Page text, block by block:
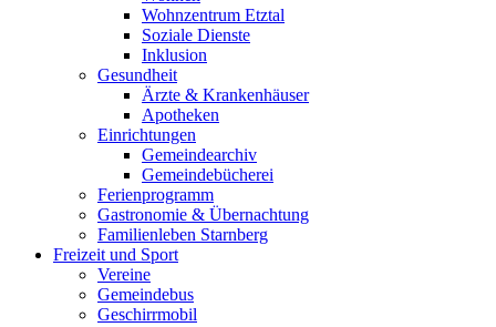
Wohnzentrum Etztal
Soziale Dienste
Inklusion
Gesundheit
Ärzte & Krankenhäuser
Apotheken
Einrichtungen
Gemeindearchiv
Gemeindebücherei
Ferienprogramm
Gastronomie & Übernachtung
Familienleben Starnberg
Freizeit und Sport
Vereine
Gemeindebus
Geschirrmobil